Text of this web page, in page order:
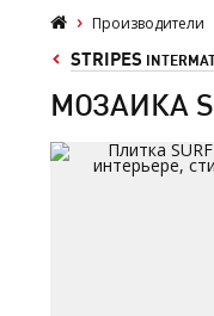
Производители
STRIPES
МОЗАИКА